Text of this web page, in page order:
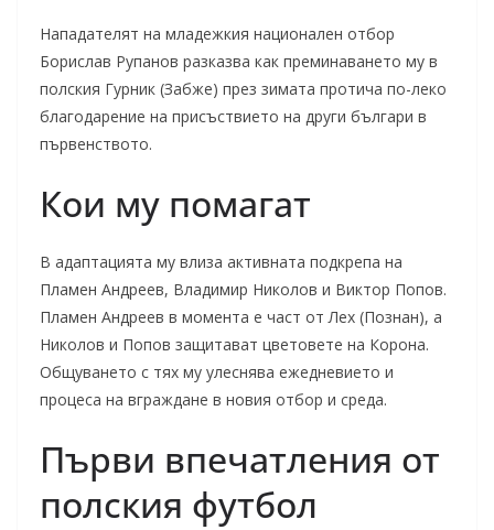
Нападателят на младежкия национален отбор
Борислав Рупанов разказва как преминаването му в
полския Гурник (Забже) през зимата протича по-леко
благодарение на присъствието на други българи в
първенството.
Кои му помагат
В адаптацията му влиза активната подкрепа на
Пламен Андреев, Владимир Николов и Виктор Попов.
Пламен Андреев в момента е част от Лех (Познан), а
Николов и Попов защитават цветовете на Корона.
Общуването с тях му улеснява ежедневието и
процеса на вграждане в новия отбор и среда.
Първи впечатления от
полския футбол